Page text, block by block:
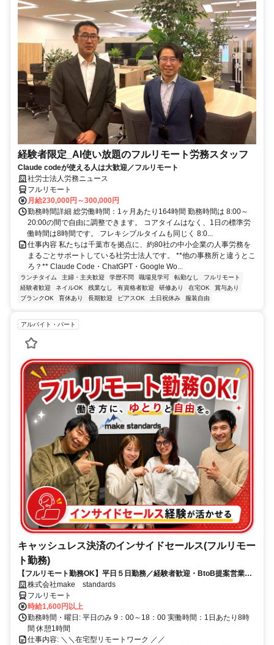
経験者限定_AI使い放題のフルリモート労務スタッフ
Claude codeが使える人は大歓迎／フルリモート
社労士法人労務ニュース
フルリモート
月給230,000円～300,000円
勤務時間詳細 総労働時間：1ヶ月あたり164時間 勤務時間は 8:00～
20:00の間で自由に調整できます。 コアタイムはなく、1日の標準労
働時間は8時間です。 フレキシブルタイムも同じく 8:0...
仕事内容 私たちは千葉市を拠点に、約80社の中小企業の人事労務を
まるごとサポートしている社労士法人です。 **他の事務所と違うとこ
ろ？** Claude Code・ChatGPT・Google Wo...
ランチタイム 主婦・主夫歓迎 学歴不問 職場見学可 転勤なし
フルリモート
経験者歓迎
ネイルOK 残業なし 有資格者歓迎 研修あり 在宅OK
賞与あり
ブランクOK
育休あり 長期歓迎 ピアスOK 土日祝休み 服装自由
アルバイト・パート
キャッシュレス決済のインサイドセールス(フルリモー
ト勤務)
【フルリモート勤務OK】平日５日勤務／経験者歓迎・BtoB提案営業で
スキルアップ
株式会社make standards
フルリモート
時給1,600円以上
勤務時間・曜日: 平日のみ 9：00～18：00 実働時間：1日あたり8時
間 休憩1時間
仕事内容: ＼＼在宅型リモートワーク ／／